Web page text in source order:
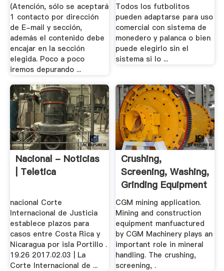
(Atención, sólo se aceptará
1 contacto por dirección
de E-mail y sección,
además el contenido debe
encajar en la sección
elegida. Poco a poco
iremos depurando ...
Todos los futbolitos
pueden adaptarse para uso
comercial con sistema de
monedero y palanca o bien
puede elegirlo sin el
sistema si lo ...
Nacional - Noticias
| Teletica
nacional Corte
Internacional de Justicia
establece plazos para
casos entre Costa Rica y
Nicaragua por isla Portillo .
19.26 2017.02.03 | La
Corte Internacional de ...
Crushing,
Screening, Washing,
Grinding Equipment
.
CGM mining application.
Mining and construction
equipment manfuactured
by CGM Machinery plays an
important role in mineral
handling. The crushing,
screening, .